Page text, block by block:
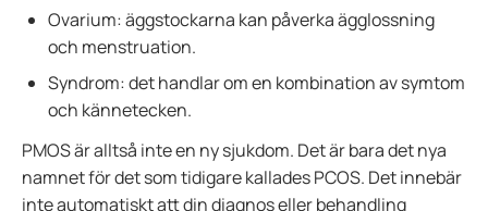
Ovarium: äggstockarna kan påverka ägglossning
och menstruation.
Syndrom: det handlar om en kombination av symtom
och kännetecken.
PMOS är alltså inte en ny sjukdom. Det är bara det nya
namnet för det som tidigare kallades PCOS. Det innebär
inte automatiskt att din diagnos eller behandling